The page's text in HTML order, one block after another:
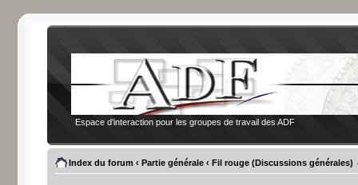
Espace d'interaction pour les groupes de travail des ADF
Index du forum ‹ Partie générale ‹ Fil rouge (Discussions générales)